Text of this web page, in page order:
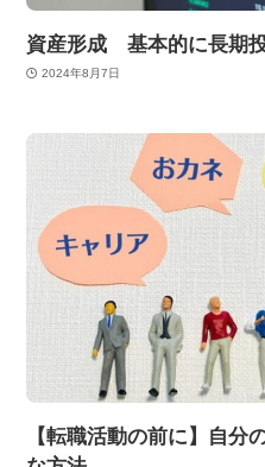
資産形成 基本的に長期
2024年8月7日
【転職活動の前に】自分